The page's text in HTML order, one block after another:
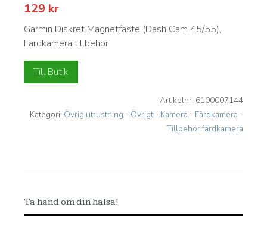
129 kr
Garmin Diskret Magnetfäste (Dash Cam 45/55),
Färdkamera tillbehör
Till Butik
Artikelnr: 6100007144
Kategori: Övrig utrustning - Övrigt - Kamera - Färdkamera -
Tillbehör färdkamera
Ta hand om din hälsa!